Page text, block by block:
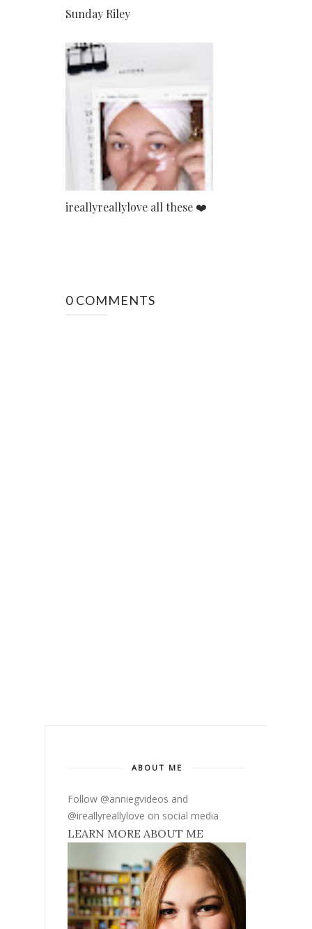
Sunday Riley
ireallyreallylove all these ❤️
0 COMMENTS
ABOUT ME
Follow @anniegvideos and
@ireallyreallylove on social media
LEARN MORE ABOUT ME